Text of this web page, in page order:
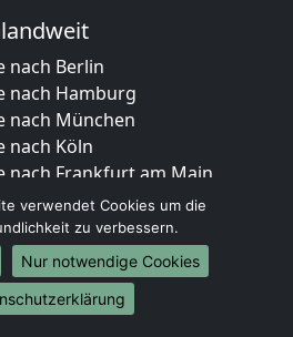
nach Berlin
nach Hamburg
nach München
nach Köln
nach Frankfurt am Main
nach Stuttgart
nach Düsseldorf
nach Leipzig
nach Dortmund
nach Essen
verwendet Cookies um die
zu verbessern.
Nur notwendige Cookies